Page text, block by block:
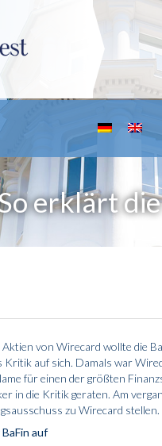
erklärt
von Wirecard wollte die
Kritik auf sich. Damals war
füreinen der größten
in die Kritik geraten. Am
zu Wirecard stellen.
auf